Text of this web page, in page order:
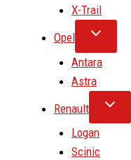
X-Trail
Opel
Antara
Astra
Renault
Logan
Scinic